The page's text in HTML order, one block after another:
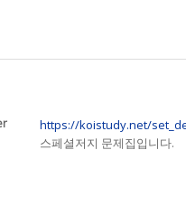
https://koistudy.net/
스페셜저지 문제집입니다.